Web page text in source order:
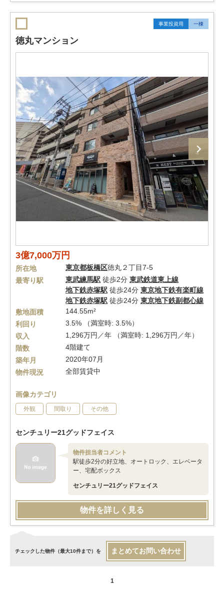
事業投資用 一棟
徳丸マンション
3億7,000万円
所在地 東京都板橋区徳丸２丁目7-5
最寄り駅
東武練馬駅 徒歩2分 東武鉄道東上線
地下鉄赤塚駅 徒歩24分 東京地下鉄有楽町線
地下鉄赤塚駅 徒歩24分 東京地下鉄副都心線
敷地面積
144.55m²
利回り
3.5% （満室時: 3.5%）
収入
1,296万円／年 （満室時: 1,296万円／年）
階数
4階建て
築年月
2020年07月
物件現況
全部賃貸中
画像カテゴリ
外観 間取り その他
センチュリー21グッドフェイス
物件担当者コメント
駅徒歩2分の好立地、オートロック、エレベータ
ー、宅配ボックス
センチュリー21グッドフェイス
物件を詳しく見る
チェックした物件（最大10件まで）を まとめてお問い合わせ
1